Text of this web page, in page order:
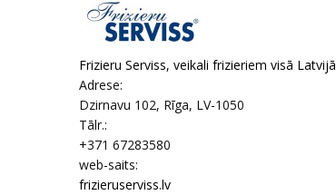
Frizieru Serviss, veikali frizieriem visā Latvijā
Adrese:
Dzirnavu 102, Rīga, LV-1050
Tālr.:
+371 67283580
web-saits:
frizieruserviss.lv